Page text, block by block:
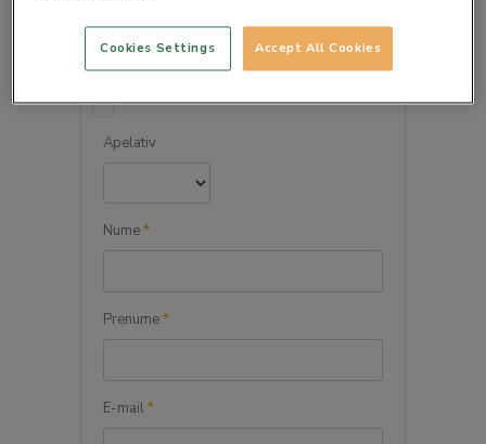
DETALIILE PERSONALE
Persoana juridica
Apelativ
Nume*
Prenume*
E-mail*
Accept All Cookies
Cookies Settings